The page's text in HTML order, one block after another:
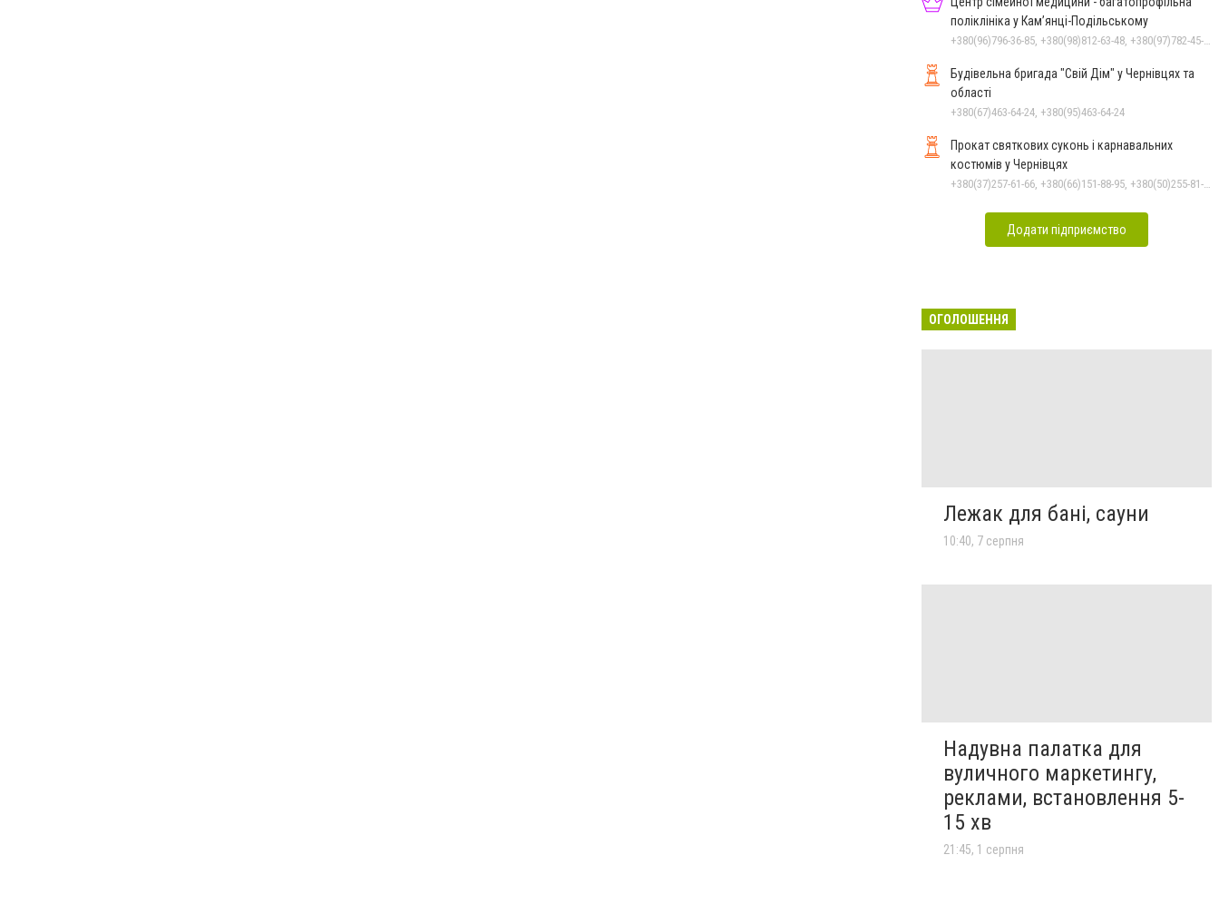
поліклініка у Кам’янці-Подільському
Будівельна бригада "Свій Дім" у Чернівцях та
області
+380(67)463-64-24, +380(95)463-64-24
Прокат святкових суконь і карнавальних
костюмів у Чернівцях
Додати підприємство
ОГОЛОШЕННЯ
Лежак для бані, сауни
10:40, 7 серпня
Надувна палатка для
вуличного маркетингу,
реклами, встановлення 5-
15 хв
21:45, 1 серпня